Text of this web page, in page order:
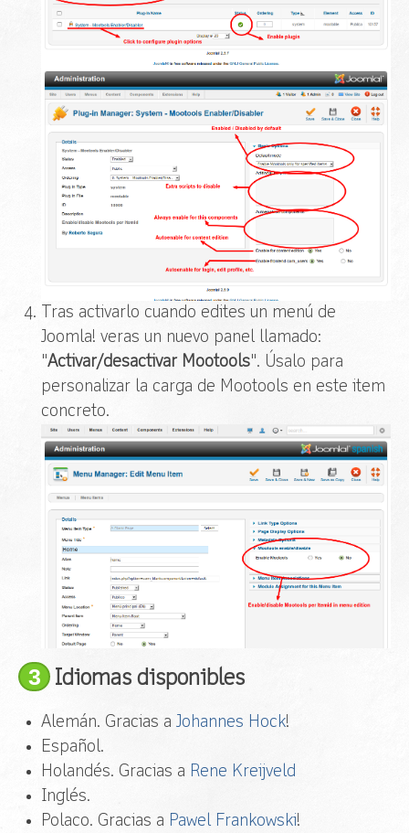
Tras activarlo cuando edites un menú de
Joomla! veras un nuevo panel llamado:
"Activar/desactivar Mootools". Úsalo para
personalizar la carga de Mootools en este item
concreto.
3 Idiomas disponibles
Alemán. Gracias a Johannes Hock!
Español.
Holandés. Gracias a Rene Kreijveld
Inglés.
Polaco. Gracias a Pawel Frankowski!